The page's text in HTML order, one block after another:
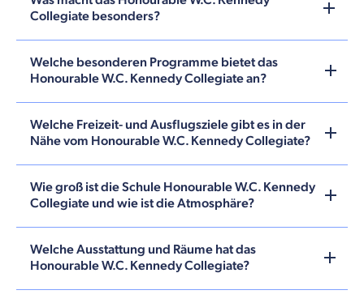
Collegiate besonders?
Welche besonderen Programme bietet das
Honourable W.C. Kennedy Collegiate an?
Welche Freizeit- und Ausflugsziele gibt es in der
Nähe vom Honourable W.C. Kennedy Collegiate?
Wie groß ist die Schule Honourable W.C. Kennedy
Collegiate und wie ist die Atmosphäre?
Welche Ausstattung und Räume hat das
Honourable W.C. Kennedy Collegiate?